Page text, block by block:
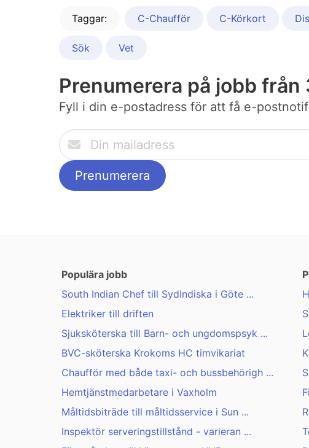
Taggar: C-Chaufför C-Körkort
Sök Vet
Prenumerera på jobb från
Fyll i din e-postadress för att få e-
Populära jobb
South Indian Chef till SydIndiska i Göte ...
Elektriker till driften
Sjuksköterska till Barn- och ungdomspsyk ...
BVC-sköterska Krokoms HC timvikariat
Chaufför med både taxi- och bussbehörigh ...
Hemtjänstmedarbetare i Vaxholm
Måltidsbiträde till måltidsservice i Sun ...
Inspektör serveringstillstånd - varieran ...